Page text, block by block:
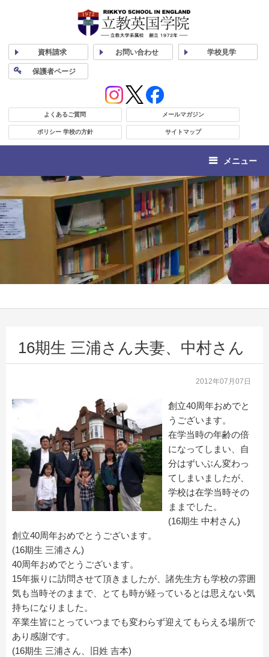
資料請求 お問い合わせ 学校見学
保護者ページ
よくあるご質問 メールマガジン
ポリシー 学校の方針 サイトマップ
メニュー
16期生 三浦さん夫妻、中村さん
2012年07月07日
創立40周年おめでと
うございます。
在学当時の年齢の倍
になってしまい、自
分はずいぶん変わっ
てしまいましたが、
学校は在学当時その
ままでした。
(16期生 中村さん)
創立40周年おめでとうございます。
(16期生 三浦さん)
40周年おめでとうございます。
15年振りに訪問させて頂きましたが、諸先生方も学校の雰囲
気も当時そのままで、とても時が経っているとは思えない気
持ちになりました。
卒業生皆にとっていつまでも変わらず迎えてもらえる場所で
あり感謝です。
(16期生 三浦さん、旧姓 吉本)